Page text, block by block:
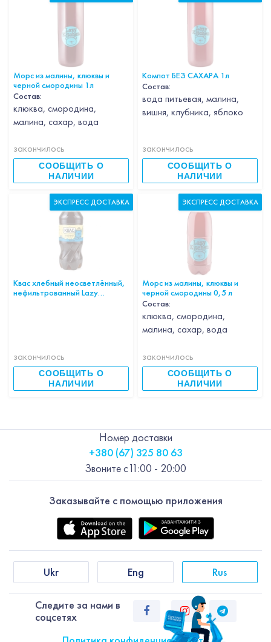
Морс из малины, клюквы и
черной смородины 1л
Состав:
клюква, смородина,
малина, сахар, вода
закончилось
СООБЩИТЬ О
НАЛИЧИИ
Компот БЕЗ САХАРА 1л
Состав:
вода питьевая, малина,
вишня, клубника, яблоко
закончилось
СООБЩИТЬ О
НАЛИЧИИ
Квас хлебный неосветлённый,
нефильтрованный Lazy
закончилось
СООБЩИТЬ О
НАЛИЧИИ
ЭКСПРЕСС ДОСТАВКА
Морс из малины, клюквы и
черной смородины 0,5 л
Состав:
клюква, смородина,
малина, сахар, вода
закончилось
СООБЩИТЬ О
НАЛИЧИИ
ЭКСПРЕСС ДОСТАВКА
Заказывайте с помощью приложения
Следите за нами в
соцсетях
Ukr Eng Rus
Номер доставки
+380 (67) 325 80 63
Звоните с11:00 - 20:00